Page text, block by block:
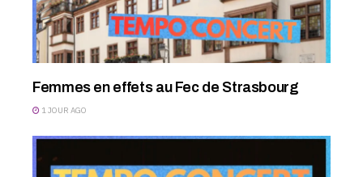
Femmes en effets au Fec de Strasbourg
1 JOUR AGO